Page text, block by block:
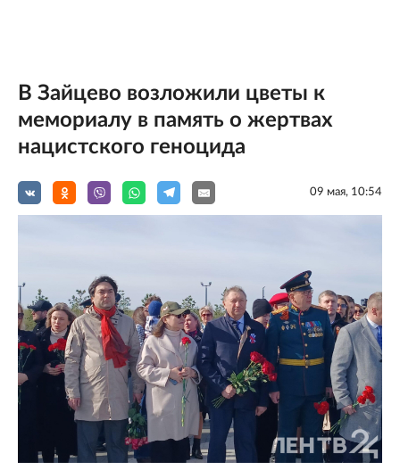
В Зайцево возложили цветы к
мемориалу в память о жертвах
нацистского геноцида
09 мая, 10:54